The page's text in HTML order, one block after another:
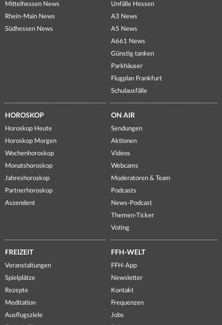
Mittelhessen News
Rhein-Main News
Südhessen News
Unfälle Hessen
A3 News
A5 News
A661 News
Günstig tanken
Parkhäuser
Flugplan Frankfurt
Schulausfälle
HOROSKOP
Horoskop Heute
Horoskop Morgen
Wochenhoroskop
Monatshoroskop
Jahreshoroskop
Partnerhoroskop
Aszendent
ON AIR
Sendungen
Aktionen
Videos
Webcams
Moderatoren & Team
Podcasts
News-Podcast
Themen-Ticker
Voting
FREIZEIT
Veranstaltungen
Spielplätze
Rezepte
Meditation
Ausflugsziele
FFH-WELT
FFH-App
Newsletter
Kontakt
Frequenzen
Jobs